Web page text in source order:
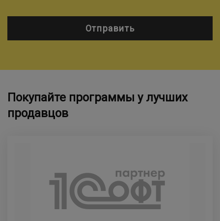
Отправить
Покупайте программы у лучших
продавцов